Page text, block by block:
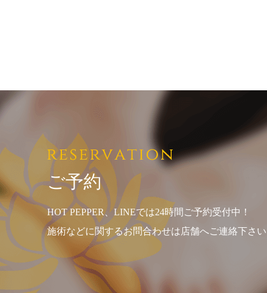
ご予約
HOT PEPPER、LINEでは24時間ご予約受付中！
施術などに関するお問合わせは店舗へご連絡下さ